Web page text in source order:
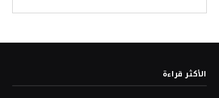
«طيران الرياض» يدشن أولى رحلاته إلى مومباي
ويضيف الوجهة التشغيلية الثامنة
الأكثر قراءة